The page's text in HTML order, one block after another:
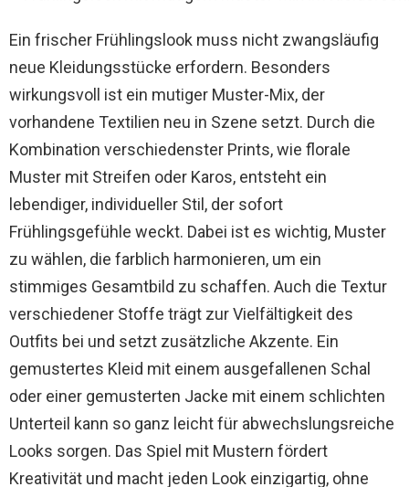
Ein frischer Frühlingslook muss nicht zwangsläufig
neue Kleidungsstücke erfordern. Besonders
wirkungsvoll ist ein mutiger Muster-Mix, der
vorhandene Textilien neu in Szene setzt. Durch die
Kombination verschiedenster Prints, wie florale
Muster mit Streifen oder Karos, entsteht ein
lebendiger, individueller Stil, der sofort
Frühlingsgefühle weckt. Dabei ist es wichtig, Muster
zu wählen, die farblich harmonieren, um ein
stimmiges Gesamtbild zu schaffen. Auch die Textur
verschiedener Stoffe trägt zur Vielfältigkeit des
Outfits bei und setzt zusätzliche Akzente. Ein
gemustertes Kleid mit einem ausgefallenen Schal
oder einer gemusterten Jacke mit einem schlichten
Unterteil kann so ganz leicht für abwechslungsreiche
Looks sorgen. Das Spiel mit Mustern fördert
Kreativität und macht jeden Look einzigartig, ohne